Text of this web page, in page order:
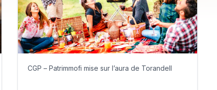
CGP – Patrimmofi mise sur l’aura de Torandell